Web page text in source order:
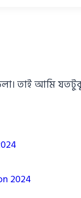
তাই আমি
2024